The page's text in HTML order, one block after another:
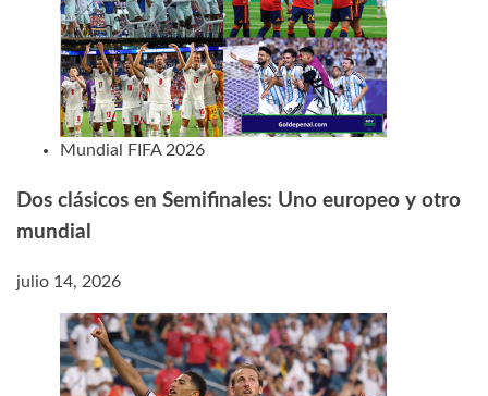
Mundial FIFA 2026
Dos clásicos en Semifinales: Uno europeo y otro
mundial
julio 14, 2026